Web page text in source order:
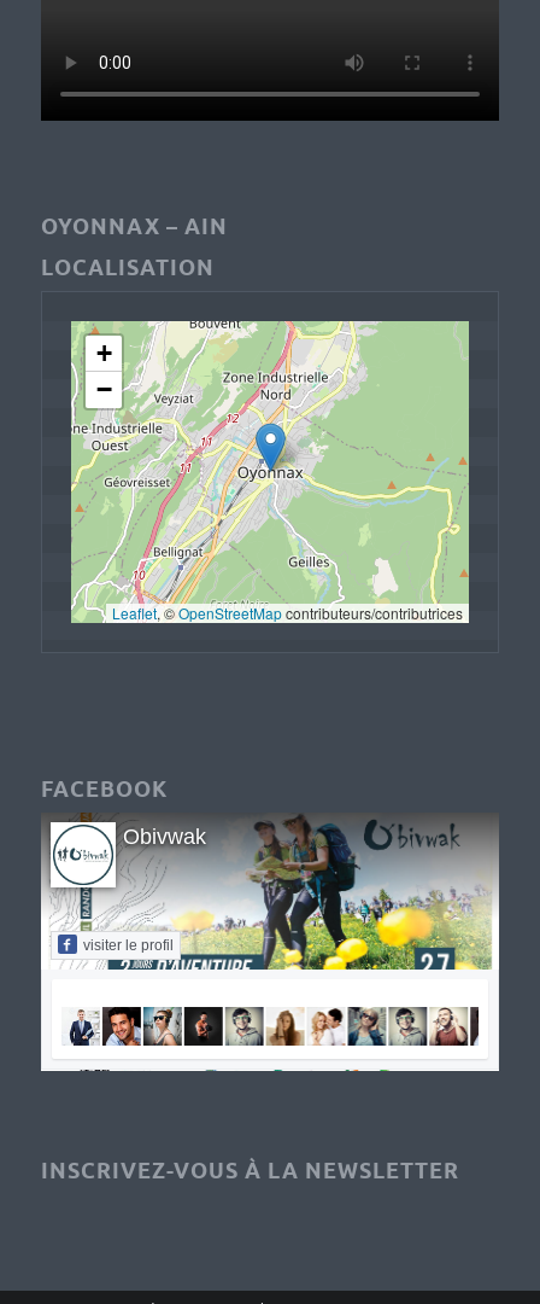
OYONNAX – AIN
LOCALISATION
+
−
Leaflet, © OpenStreetMap contributeurs/contributrices
FACEBOOK
Obivwak
visiter le profil
INSCRIVEZ-VOUS À LA NEWSLETTER